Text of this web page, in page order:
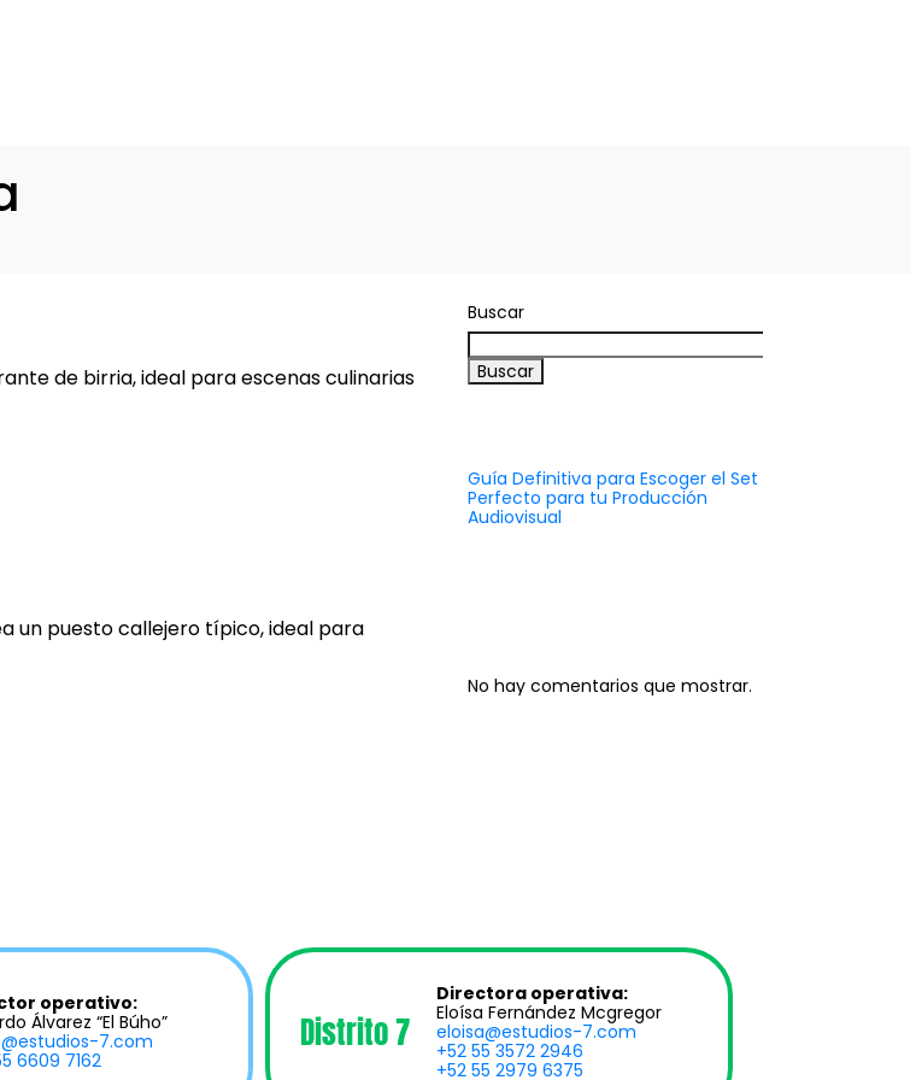
de birria, ideal para escenas culinarias
un puesto callejero típico, ideal para
Buscar
Buscar
Guía Definitiva para Escoger el Set
Perfecto para tu Producción
Audiovisual
No hay comentarios que mostrar.
operativo:
Álvarez “El Búho”
7.com
6609 7162
Distrito 7
Directora operativa:
Eloísa Fernández Mcgregor
eloisa@estudios-7.com
+52 55 3572 2946
+52 55 2979 6375